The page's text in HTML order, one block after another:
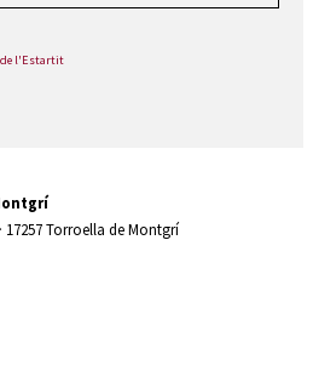
de l'Estartit
17257 Torroella de Montgrí